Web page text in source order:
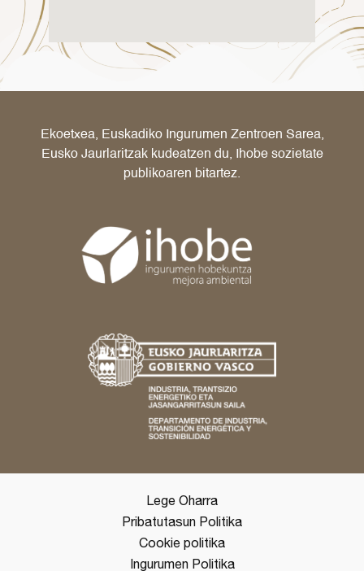
Ekoetxea, Euskadiko Ingurumen Zentroen Sarea,
Eusko Jaurlaritzak kudeatzen du, Ihobe sozietate
publikoaren bitartez.
Lege Oharra
Pribatutasun Politika
Cookie politika
Ingurumen Politika